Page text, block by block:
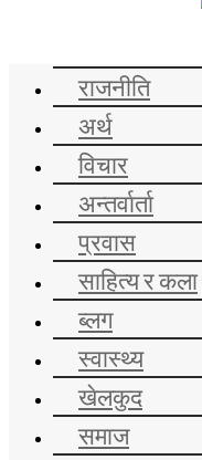
राजनीति
अर्थ
विचार
अन्तर्वार्ता
प्रवास
साहित्य र कला
ब्लग
स्वास्थ्य
खेलकुद
समाज